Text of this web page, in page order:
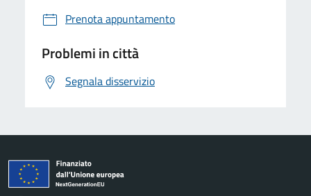
Prenota appuntamento
Problemi in città
Segnala disservizio